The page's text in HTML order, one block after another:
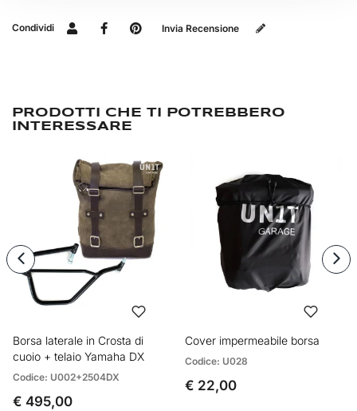
Condividi Invia Recensione
PRODOTTI CHE TI POTREBBERO
INTERESSARE
Borsa laterale in Crosta di
cuoio + telaio Yamaha DX
Codice: U002+2504DX
€ 495,00
Cover impermeabile borsa
Codice: U028
€ 22,00